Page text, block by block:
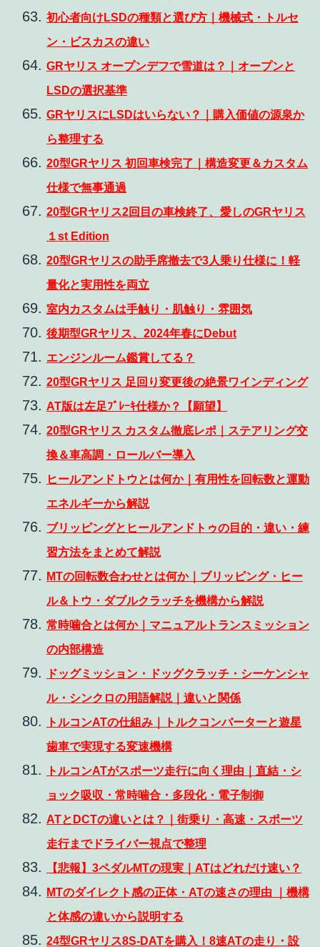
初心者向けLSDの種類と選び方｜機械式・トルセ
ン・ビスカスの違い
GRヤリス オープンデフで雪道は？｜オープンと
LSDの選択基準
GRヤリスにLSDはいらない？｜購入価値の源泉か
ら整理する
20型GRヤリス 初回車検完了｜構造変更＆カスタム
仕様で無事通過
20型GRヤリス2回目の車検終了、愛しのGRヤリス
１st Edition
20型GRヤリスの助手席撤去で3人乗り仕様に！軽
量化と実用性を両立
室内カスタムは手触り・肌触り・雰囲気
後期型GRヤリス、2024年春にDebut
エンジンルーム鑑賞してる？
20型GRヤリス 足回り変更後の絶景ワインディング
AT版は左足ﾌﾞﾚｰｷ仕様か？【願望】
20型GRヤリス カスタム徹底レポ｜ステアリング交
換＆車高調・ロールバー導入
ヒールアンドトウとは何か｜有用性を回転数と運動
エネルギーから解説
ブリッピングとヒールアンドトゥの目的・違い・練
習方法をまとめて解説
MTの回転数合わせとは何か｜ブリッピング・ヒー
ル＆トウ・ダブルクラッチを機構から解説
常時噛合とは何か｜マニュアルトランスミッション
の内部構造
ドッグミッション・ドッグクラッチ・シーケンシャ
ル・シンクロの用語解説｜違いと関係
トルコンATの仕組み｜トルクコンバーターと遊星
歯車で実現する変速機構
トルコンATがスポーツ走行に向く理由｜直結・シ
ョック吸収・常時噛合・多段化・電子制御
ATとDCTの違いとは？｜街乗り・高速・スポーツ
走行までドライバー視点で整理
【悲報】3ペダルMTの現実｜ATはどれだけ速い？
MTのダイレクト感の正体・ATの速さの理由 ｜機構
と体感の違いから説明する
24型GRヤリス8S-DATを購入！8速ATの走り・設